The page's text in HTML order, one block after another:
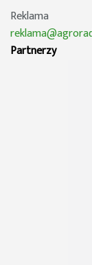
Reklama
Partnerzy